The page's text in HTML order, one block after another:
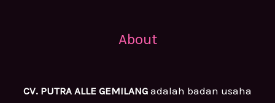
About
CV. PUTRA ALLE GEMILANG adalah badan usaha